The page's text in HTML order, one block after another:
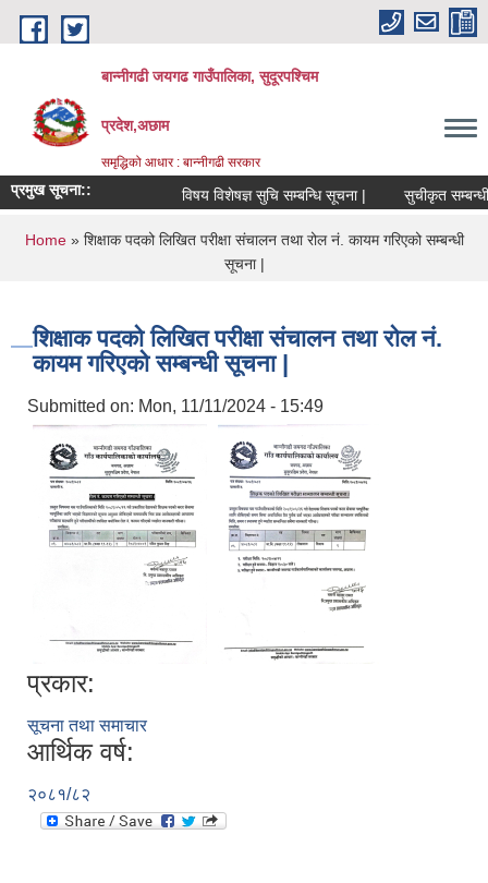
Skip to main content
बान्नीगढी जयगढ गाउँपालिका, सुदूरपश्चिम
प्रदेश,अछाम
समृद्धिको आधार : बान्नीगढी सरकार
प्रमुख सूचना:: विषय विशेषज्ञ सुचि सम्बन्धि सूचना | सुचीकृत
You are here
Home» शिक्षाक पदको लिखित परीक्षा संचालन तथा रोल नं. कायम गरिएको सम्बन्धी
सूचना |
शिक्षाक पदको लिखित परीक्षा संचालन तथा रोल नं.
कायम गरिएको सम्बन्धी सूचना |
Submitted on: Mon, 11/11/2024 - 15:49
प्रकार:
सूचना तथा समाचार
आर्थिक वर्ष:
२०८१/८२